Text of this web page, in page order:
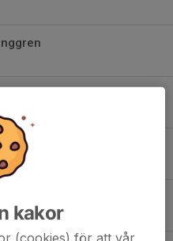
kakor
(cookies) för att vår